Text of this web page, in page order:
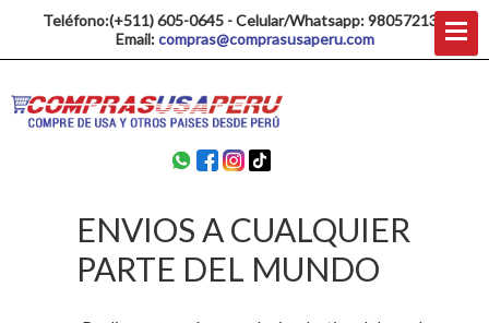
Teléfono:(+511) 605-0645 - Celular/Whatsapp: 980572137
Email:compras@comprasusaperu.com
ENVIOS A CUALQUIER
PARTE DEL MUNDO